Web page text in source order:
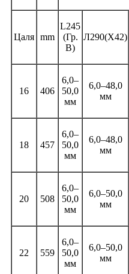
Цаля mm
L245
(Гр.
B)
Л290(Х42)
16 406
6,0–
50,0
мм
6,0–48,0
мм
18 457
6,0–
50,0
мм
6,0–48,0
мм
20 508
6,0–
50,0
мм
6,0–50,0
мм
22 559
6,0–
50,0
мм
6,0–50,0
мм